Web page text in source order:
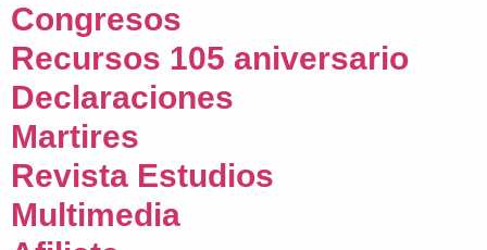
Congresos
Recursos 105 aniversario
Declaraciones
Martires
Revista Estudios
Multimedia